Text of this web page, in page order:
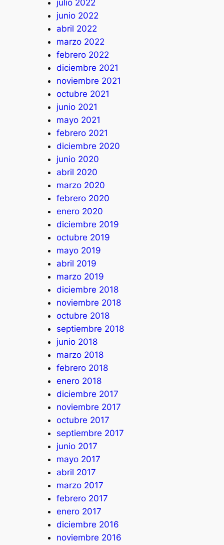
julio 2022
junio 2022
abril 2022
marzo 2022
febrero 2022
diciembre 2021
noviembre 2021
octubre 2021
junio 2021
mayo 2021
febrero 2021
diciembre 2020
junio 2020
abril 2020
marzo 2020
febrero 2020
enero 2020
diciembre 2019
octubre 2019
mayo 2019
abril 2019
marzo 2019
diciembre 2018
noviembre 2018
octubre 2018
septiembre 2018
junio 2018
marzo 2018
febrero 2018
enero 2018
diciembre 2017
noviembre 2017
octubre 2017
septiembre 2017
junio 2017
mayo 2017
abril 2017
marzo 2017
febrero 2017
enero 2017
diciembre 2016
noviembre 2016